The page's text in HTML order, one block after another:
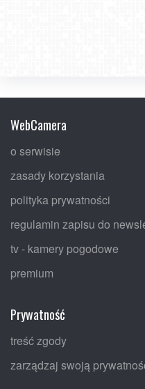
WebCamera
o serwisie
zasady korzystania
polityka prywatności
regulamin zapisu do
tv - kamery pogodowe
premium
Prywatność
treść zgody
zarządzaj swoją